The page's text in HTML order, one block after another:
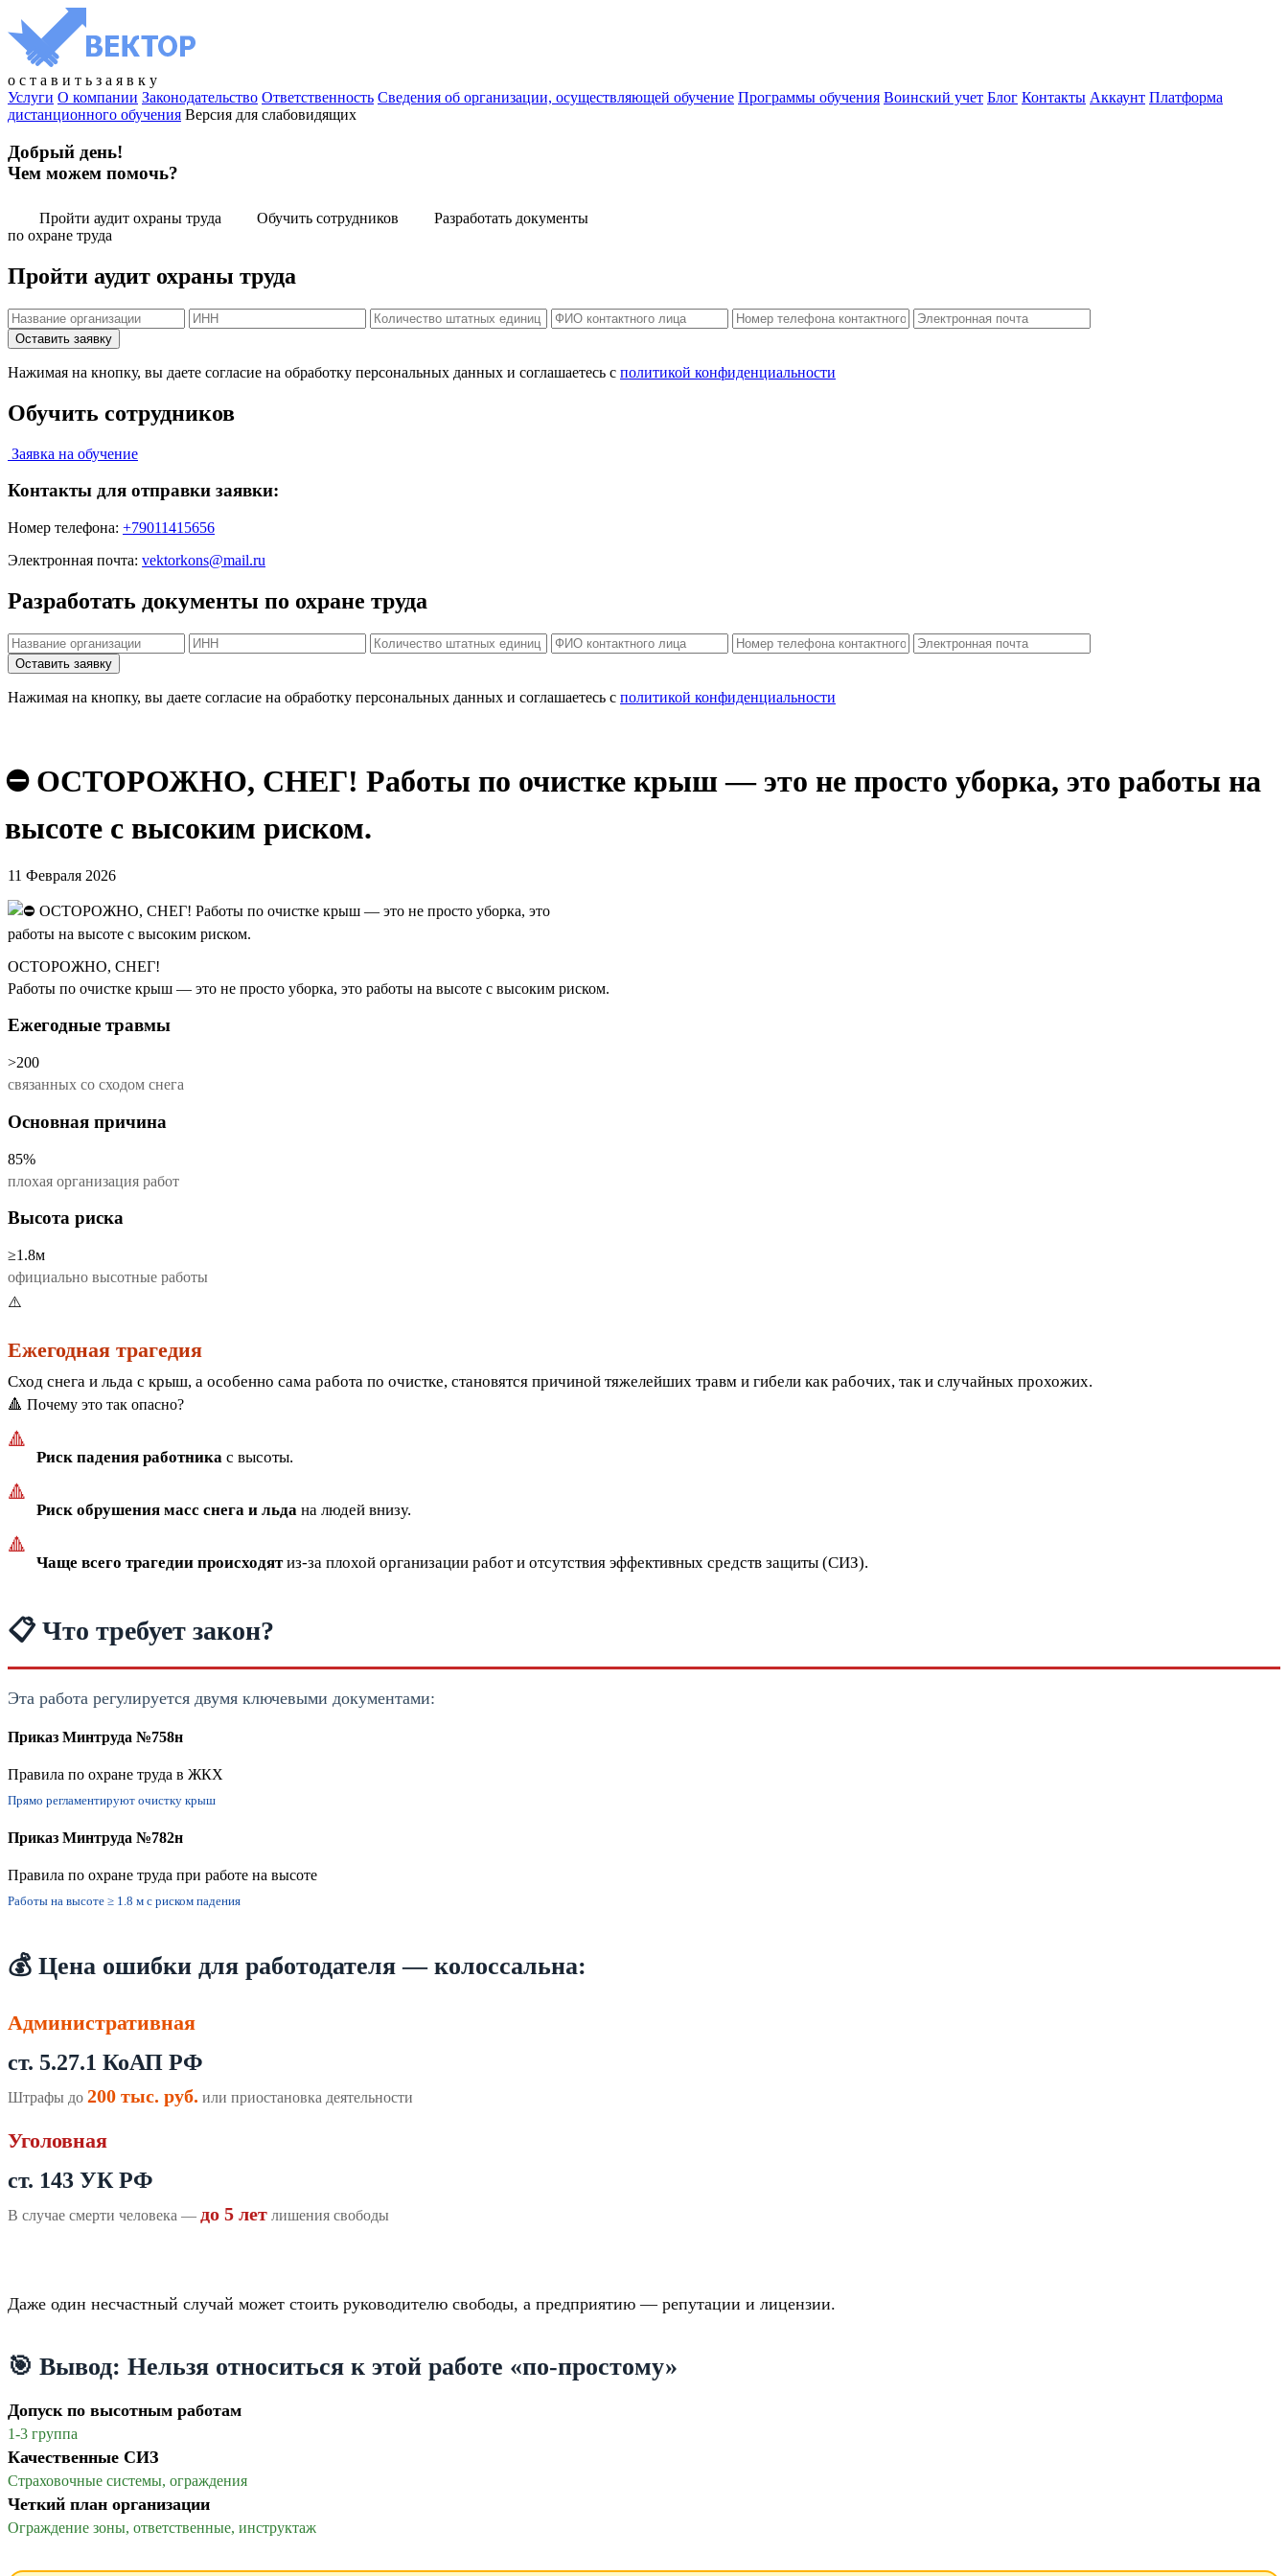
о с т а в и т ь з а я в к у
Услуги О компании Законодательство Ответственность Сведения об организации, осуществляющей обучение Программы обучения Воинский учет Блог Контакты Аккаунт Платформа
дистанционного обучения Версия для слабовидящих
Добрый день!
Чем можем помочь?
Пройти аудит охраны труда Обучить сотрудников
Разработать документы
по охране труда
Пройти аудит охраны труда
Нажимая на кнопку, вы даете согласие на обработку персональных данных и соглашаетесь c политикой конфиденциальности
Обучить сотрудников
Заявка на обучение
Контакты для отправки заявки:
Номер телефона: +79011415656
Электронная почта: vektorkons@mail.ru
Разработать документы по охране труда
Нажимая на кнопку, вы даете согласие на обработку персональных данных и соглашаетесь c политикой конфиденциальности
⛔️ ОСТОРОЖНО, СНЕГ! Работы по очистке крыш — это не просто уборка, это работы на
высоте с высоким риском.
11 Февраля 2026
ОСТОРОЖНО, СНЕГ!
Работы по очистке крыш — это не просто уборка, это работы на высоте с высоким риском.
Ежегодные травмы
>200
связанных со сходом снега
Основная причина
85%
плохая организация работ
Высота риска
≥1.8м
официально высотные работы
⚠️
Ежегодная трагедия
Сход снега и льда с крыш, а особенно сама работа по очистке, становятся причиной тяжелейших травм и гибели как рабочих, так и случайных прохожих.
🔺 Почему это так опасно?
🔺
Риск падения работника с высоты.
🔺
Риск обрушения масс снега и льда на людей внизу.
🔺
Чаще всего трагедии происходятиз-за плохой организации работ и отсутствия эффективных средств защиты (СИЗ).
📋 Что требует закон?
Эта работа регулируется двумя ключевыми документами:
Приказ Минтруда №758н
Правила по охране труда в ЖКХ
Прямо регламентируют очистку крыш
Приказ Минтруда №782н
Правила по охране труда при работе на высоте
Работы на высоте ≥ 1.8 м с риском падения
💰 Цена ошибки для работодателя — колоссальна:
Административная
ст. 5.27.1 КоАП РФ
Штрафы до 200 тыс. руб. или приостановка деятельности
Уголовная
ст. 143 УК РФ
В случае смерти человека — до 5 лет лишения свободы
Даже один несчастный случай может стоить руководителю свободы, а предприятию — репутации и лицензии.
🎯 Вывод: Нельзя относиться к этой работе «по-простому»
Допуск по высотным работам
1-3 группа
Качественные СИЗ
Страховочные системы, ограждения
Четкий план организации
Ограждение зоны, ответственные, инструктаж